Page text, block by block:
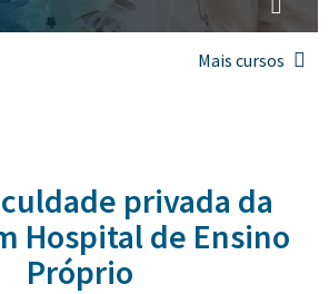
Mais cursos
privada da
Hospital de Ensino
Próprio